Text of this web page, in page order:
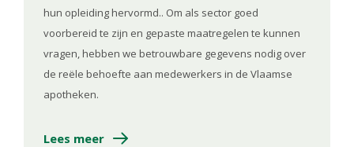
hun opleiding hervormd.. Om als sector goed
voorbereid te zijn en gepaste maatregelen te kunnen
vragen, hebben we betrouwbare gegevens nodig over
de reële behoefte aan medewerkers in de Vlaamse
apotheken.
Lees meer